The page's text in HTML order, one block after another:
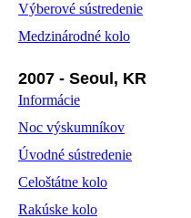
Výberové sústredenie
Medzinárodné kolo
2007 - Seoul, KR
Informácie
Noc výskumníkov
Úvodné sústredenie
Celoštátne kolo
Rakúske kolo